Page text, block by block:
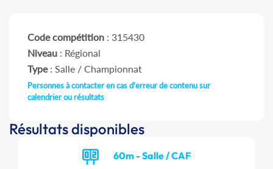
Code compétition : 315430
Niveau : Régional
Type: Salle / Championnat
Personnes à contacter en cas d'erreur de contenu sur
calendrier ou résultats
Résultats disponibles
60m - Salle / CAF